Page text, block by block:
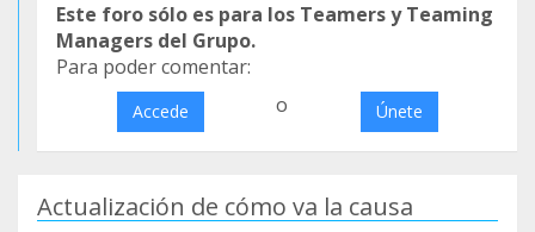
Este foro sólo es para los Teamers y Teaming
Managers del Grupo.
Para poder comentar:
Accede o Únete
Actualización de cómo va la causa